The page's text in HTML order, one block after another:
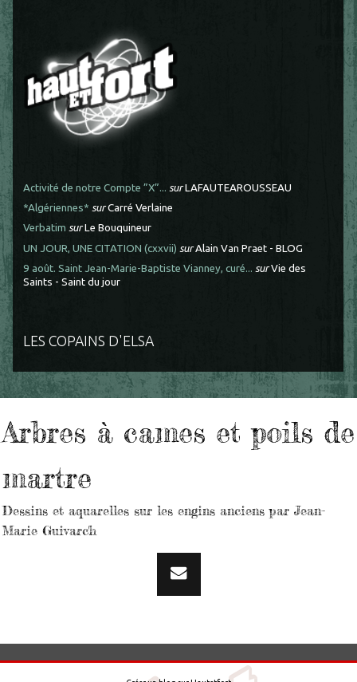
Activité de notre Compte ”X”... surLAFAUTEAROUSSEAU
*Algériennes* surCarré Verlaine
Verbatim surLe Bouquineur
UN JOUR, UNE CITATION (cxxvii) surAlain Van Praet - BLOG
9 août. Saint Jean-Marie-Baptiste Vianney, curé... surVie des
Saints - Saint du jour
LES COPAINS D'ELSA
Arbres à cames et poils de
martre
Dessins et aquarelles sur les engins anciens par Jean-
Marie Guivarc'h